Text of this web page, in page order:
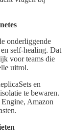
onderliggende
self-healing. Dat
voor teams die
uitrol.
en
te bewaren.
Amazon